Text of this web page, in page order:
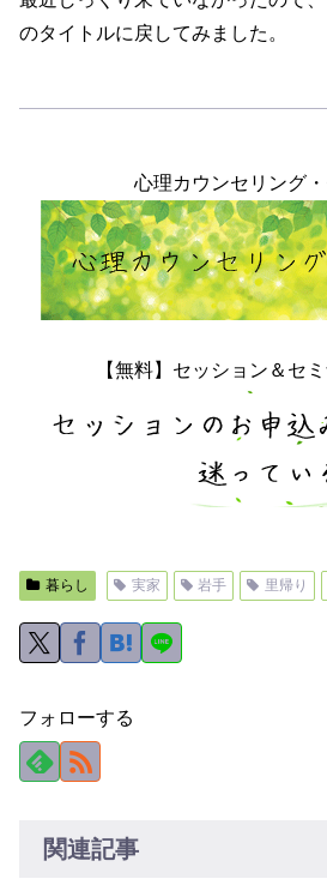
のタイトルに戻してみました。
心理カウンセリング
【無料】セッション＆セ
暮らし 実家 岩手 里帰り
フォローする
関連記事